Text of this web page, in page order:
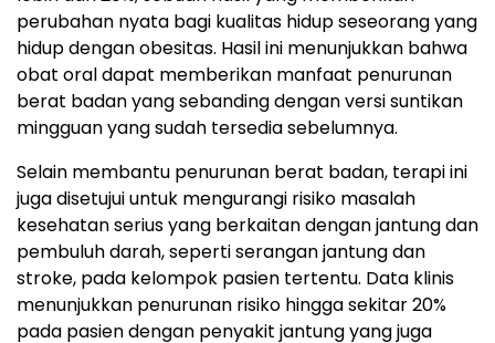
perubahan nyata bagi kualitas hidup seseorang yang
hidup dengan obesitas. Hasil ini menunjukkan bahwa
obat oral dapat memberikan manfaat penurunan
berat badan yang sebanding dengan versi suntikan
mingguan yang sudah tersedia sebelumnya.
Selain membantu penurunan berat badan, terapi ini
juga disetujui untuk mengurangi risiko masalah
kesehatan serius yang berkaitan dengan jantung dan
pembuluh darah, seperti serangan jantung dan
stroke, pada kelompok pasien tertentu. Data klinis
menunjukkan penurunan risiko hingga sekitar 20%
pada pasien dengan penyakit jantung yang juga